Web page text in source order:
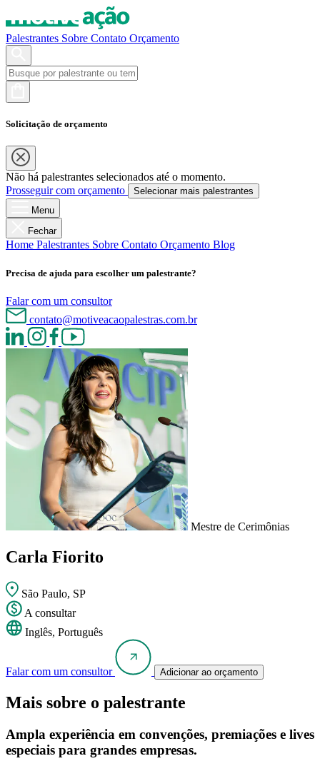
Palestrantes Sobre Contato Orçamento
Solicitação de orçamento
Não há palestrantes selecionados até o momento.
Prosseguir com orçamento
Selecionar mais palestrantes
Menu
Fechar
Home Palestrantes Sobre Contato Orçamento Blog
Precisa de ajuda para escolher um palestrante?
Falar com um consultor
contato@motiveacaopalestras.com.br
Mestre de Cerimônias
Carla Fiorito
São Paulo, SP
A consultar
Inglês, Português
Falar com um consultor Adicionar ao orçamento
Mais sobre o palestrante
Ampla experiência em convenções, premiações e lives
especiais para grandes empresas.